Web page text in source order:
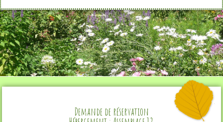
Demande de réservation